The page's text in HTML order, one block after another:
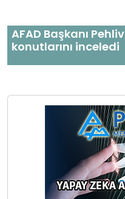
AFAD Başkanı
konutlarını inceledi